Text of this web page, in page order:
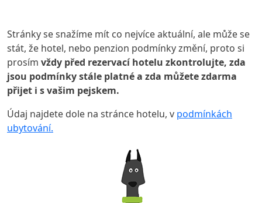
Stránky se snažíme mít co nejvíce aktuální, ale může se
stát, že hotel, nebo penzion podmínky změní, proto si
prosím vždy před rezervací hotelu zkontrolujte, zda
jsou podmínky stále platné a zda můžete zdarma
přijet i s vašim pejskem.
Údaj najdete dole na stránce hotelu, v podmínkách
ubytování.